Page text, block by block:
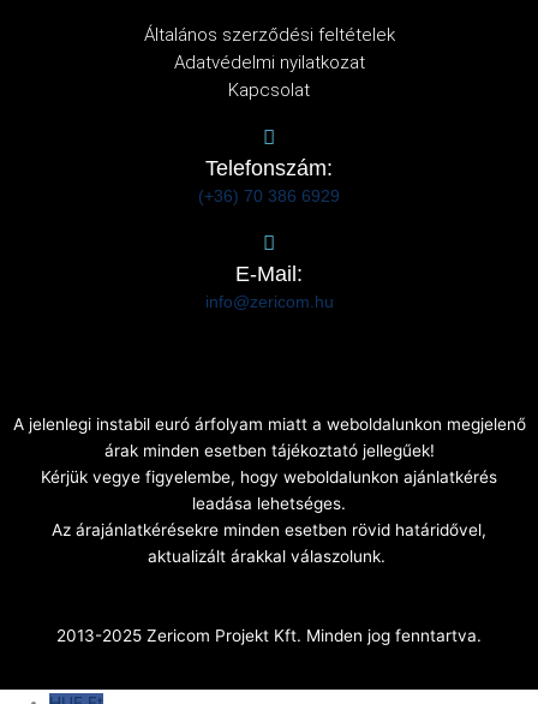
Általános szerződési feltételek
Adatvédelmi nyilatkozat
Kapcsolat
Telefonszám:
(+36) 70 386 6929
E-Mail:
info@zericom.hu
A jelenlegi instabil euró árfolyam miatt a weboldalunkon megjelenő
árak minden esetben tájékoztató jellegűek!
Kérjük vegye figyelembe, hogy weboldalunkon ajánlatkérés
leadása lehetséges.
Az árajánlatkérésekre minden esetben rövid határidővel,
aktualizált árakkal válaszolunk.
2013-2025 Zericom Projekt Kft. Minden jog fenntartva.